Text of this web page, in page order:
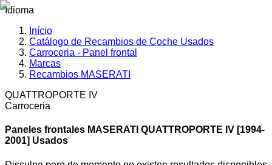
Idioma
Início
Catálogo de Recambios de Coche Usados
Carroceria - Panel frontal
Marcas
Recambios MASERATI
QUATTROPORTE IV
Carroceria
Paneles frontales MASERATI QUATTROPORTE IV [1994-
2001] Usados